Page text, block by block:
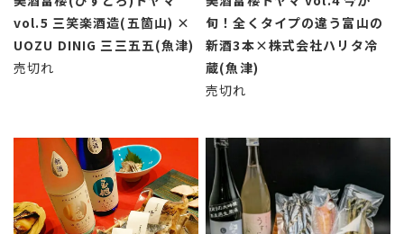
vol.5 三笑楽酒造(五箇山) ×
UOZU DINIG 三三五五(魚津)
売切れ
旬！全くタイプの違う富山の
新酒3本×株式会社ハリタ冷
蔵(魚津)
売切れ